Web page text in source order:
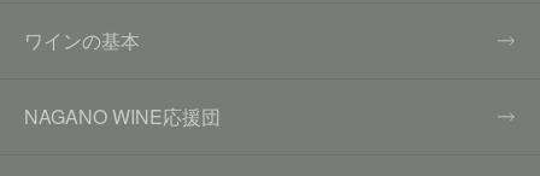
ワインの基本
NAGANO WINE応援団